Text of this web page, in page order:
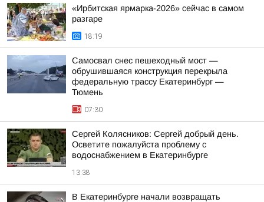
«Ирбитская ярмарка-2026» сейчас в самом
разгаре
18:19
Самосвал снес пешеходный мост —
обрушившаяся конструкция перекрыла
федеральную трассу Екатеринбург —
Тюмень
07:30
Сергей Колясников: Сергей добрый день.
Осветите пожалуйста проблему с
водоснабжением в Екатеринбурге
13:38
В Екатеринбурге начали возвращать